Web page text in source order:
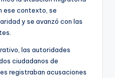
ese contexto, se
y se avanzó con las
las autoridades
ciudadanos de
registraban acusaciones